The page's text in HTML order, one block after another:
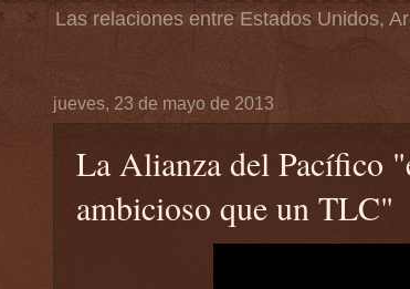
Las relaciones entre Estados Unidos,
jueves, 23 de mayo de 2013
La Alianza del Pacífico
ambicioso que un TLC"